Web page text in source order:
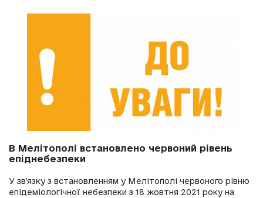
В Мелітополі встановлено червоний рівень
епіднебезпеки
У зв’язку з встановленням у Мелітополі червоного рівню
епідеміологічної небезпеки з 18 жовтня 2021 року на